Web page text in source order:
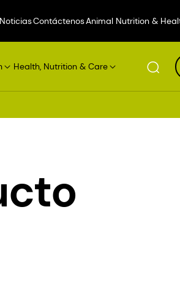
NoticiasContáctenosAnimal Nutrition &
Health, Nutrition & Care